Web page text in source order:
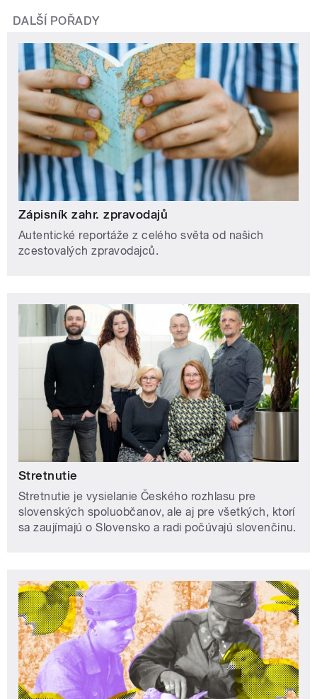
DALŠÍ POŘADY
Zápisník zahr. zpravodajů
Autentické reportáže z celého světa od našich
zcestovalých zpravodajců.
Stretnutie
Stretnutie je vysielanie Českého rozhlasu pre
slovenských spoluobčanov, ale aj pre všetkých, ktorí
sa zaujímajú o Slovensko a radi počúvajú slovenčinu.